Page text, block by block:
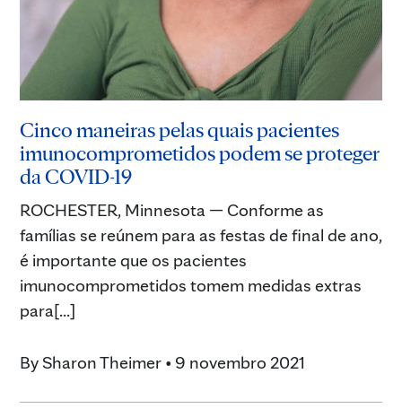
Cinco maneiras pelas quais pacientes
imunocomprometidos podem se proteger
da COVID-19
ROCHESTER, Minnesota — Conforme as
famílias se reúnem para as festas de final de ano,
é importante que os pacientes
imunocomprometidos tomem medidas extras
para[...]
By Sharon Theimer • 9 novembro 2021